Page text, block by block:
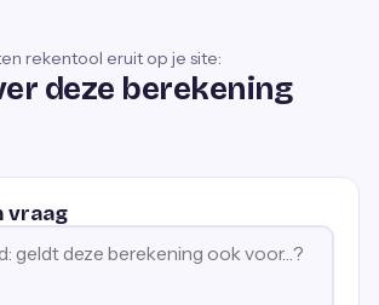
rekentool eruit op je site:
deze berekening
vraag